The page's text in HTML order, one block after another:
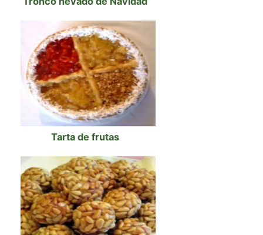
Tarta de frutas